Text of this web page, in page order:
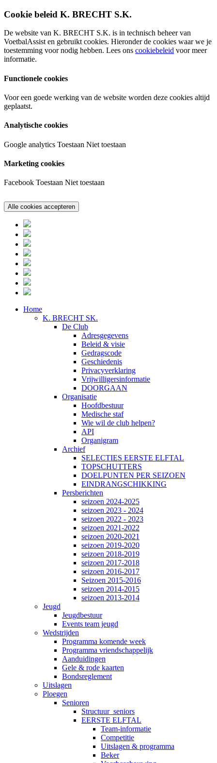
Cookie beleid K. BRECHT S.K.
De website van K. BRECHT S.K. is in technisch beheer van
VoetbalAssist en gebruikt cookies. Hieronder de cookies waar we je
toestemming voor nodig hebben. Lees ons cookiebeleid voor meer
informatie.
Functionele cookies
Voor een goede werking van de website worden deze cookies altijd
geplaatst.
Analytische cookies
Google analytics Toestaan Niet toestaan
Marketing cookies
Facebook Toestaan Niet toestaan
Home
K. BRECHT SK.
De Club
Adresgegevens
Beleid & visie
Gedragscode
Geschiedenis
Privacyverklaring
Vrijwilligersinformatie
DOORGAAN
Organisatie
Hoofdbestuur
Medische staf
Wie wil de club helpen?
API
Organigram
Archief
SELECTIES EERSTE ELFTAL
TOPSCHUTTERS
DOELPUNTEN PER SEIZOEN
EINDRANGSCHIKKING
Persberichten
seizoen 2024-2025
seizoen 2023 - 2024
seizoen 2022 - 2023
seizoen 2021-2022
seizoen 2020-2021
seizoen 2019-2020
seizoen 2018-2019
seizoen 2017-2018
seizoen 2016-2017
Seizoen 2015-2016
seizoen 2014-2015
seizoen 2013-2014
Jeugd
Jeugdbestuur
Events team jeugd
Wedstrijden
Programma komende week
Programma vriendschappelijk
Aanduidingen
Gele & rode kaarten
Bondsreglement
Uitslagen
Ploegen
Senioren
Structuur_seniors
EERSTE ELFTAL
Team-informatie
Competitie
Uitslagen & programma
Beker